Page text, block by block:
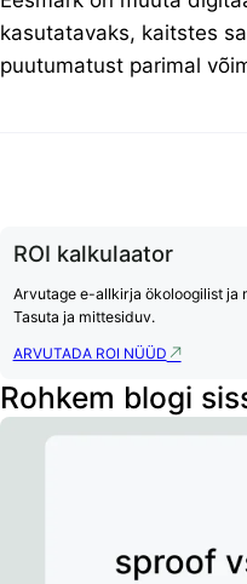
kasutatavaks, kaitstes
puutumatust parimal
ROI kalkulaator
Arvutage e-allkirja ökoloogilist ja
Tasuta ja mittesiduv.
ARVUTADA ROI NÜÜD
Rohkem blogi